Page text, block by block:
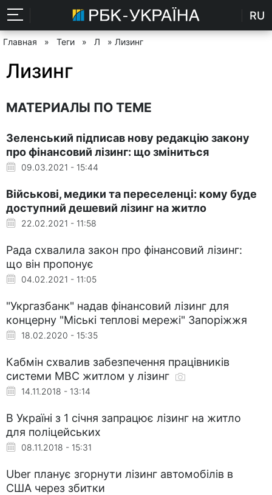
RU
Главная » Теги » Л » Лизинг
Лизинг
МАТЕРИАЛЫ ПО ТЕМЕ
Зеленський підписав нову редакцію закону
про фінансовий лізинг: що зміниться
09.03.2021 - 15:44
Військові, медики та переселенці: кому буде
доступний дешевий лізинг на житло
22.02.2021 - 11:58
Рада схвалила закон про фінансовий лізинг:
що він пропонує
04.02.2021 - 11:05
"Укргазбанк" надав фінансовий лізинг для
концерну "Міські теплові мережі" Запоріжжя
18.02.2020 - 15:35
Кабмін схвалив забезпечення працівників
системи МВС житлом у лізинг
14.11.2018 - 13:14
В Україні з 1 січня запрацює лізинг на житло
для поліцейських
08.11.2018 - 15:31
Uber планує згорнути лізинг автомобілів в
США через збитки